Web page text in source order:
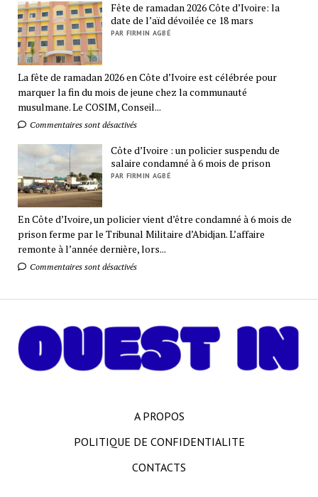
Fête de ramadan 2026 Côte d’Ivoire: la
date de l’aïd dévoilée ce 18 mars
PAR FIRMIN AGBÉ
La fête de ramadan 2026 en Côte d’Ivoire est célébrée pour
marquer la fin du mois de jeune chez la communauté
musulmane. Le COSIM, Conseil...
Commentaires sont désactivés
Côte d’Ivoire : un policier suspendu de
salaire condamné à 6 mois de prison
PAR FIRMIN AGBÉ
En Côte d’Ivoire, un policier vient d’être condamné à 6 mois de
prison ferme par le Tribunal Militaire d’Abidjan. L’affaire
remonte à l’année dernière, lors...
Commentaires sont désactivés
A PROPOS
POLITIQUE DE CONFIDENTIALITE
CONTACTS